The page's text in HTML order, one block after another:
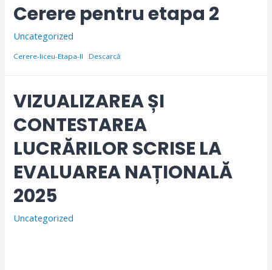
Cerere pentru etapa 2
Uncategorized
Cerere-liceu-Etapa-II Descarcă
VIZUALIZAREA ȘI
CONTESTAREA
LUCRĂRILOR SCRISE LA
EVALUAREA NAȚIONALĂ
2025
Uncategorized